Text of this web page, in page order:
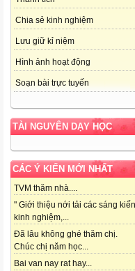
Chia sẻ kinh nghiệm
Lưu giữ kỉ niệm
Hình ảnh hoạt động
Soạn bài trực tuyến
TÀI NGUYÊN DẠY HỌC
CÁC Ý KIẾN MỚI NHẤT
TVM thăm nhà....
" Giới thiệu nới tải các sáng kiến
kinh nghiệm,...
Đã lâu không ghé thăm chị.
Chúc chị năm học...
Bai van nay rat hay...